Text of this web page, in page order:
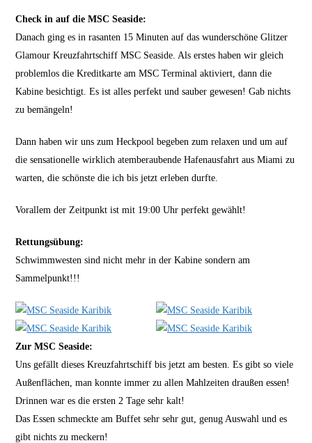
Check in auf die MSC Seaside:
Danach ging es in rasanten 15 Minuten auf das wunderschöne Glitzer
Glamour Kreuzfahrtschiff MSC Seaside. Als erstes haben wir gleich
problemlos die Kreditkarte am MSC Terminal aktiviert, dann die
Kabine besichtigt. Es ist alles perfekt und sauber gewesen! Gab nichts
zu bemängeln!
Dann haben wir uns zum Heckpool begeben zum relaxen und um auf
die sensationelle wirklich atemberaubende Hafenausfahrt aus Miami zu
warten, die schönste die ich bis jetzt erleben durfte.
Vorallem der Zeitpunkt ist mit 19:00 Uhr perfekt gewählt!
Rettungsübung:
Schwimmwesten sind nicht mehr in der Kabine sondern am
Sammelpunkt!!!
Zur MSC Seaside:
Uns gefällt dieses Kreuzfahrtschiff bis jetzt am besten. Es gibt so viele
Außenflächen, man konnte immer zu allen Mahlzeiten draußen essen!
Drinnen war es die ersten 2 Tage sehr kalt!
Das Essen schmeckte am Buffet sehr sehr gut, genug Auswahl und es
gibt nichts zu meckern!